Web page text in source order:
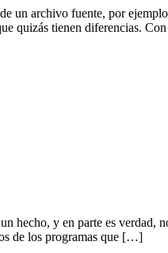
un archivo fuente, por
quizás tienen diferencias.
hecho, y en parte es
de los programas que […]